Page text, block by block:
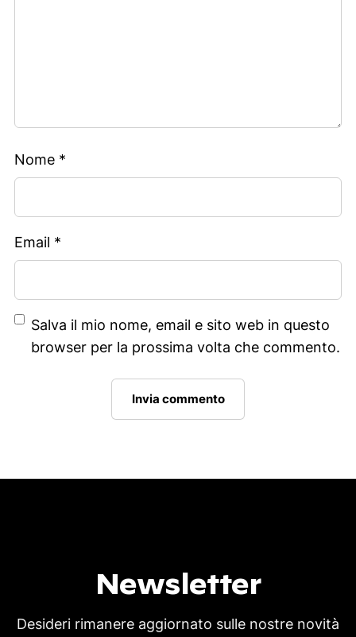
Nome *
Email *
Salva il mio nome, email e sito web in questo
browser per la prossima volta che commento.
Newsletter
Desideri rimanere aggiornato sulle nostre novità